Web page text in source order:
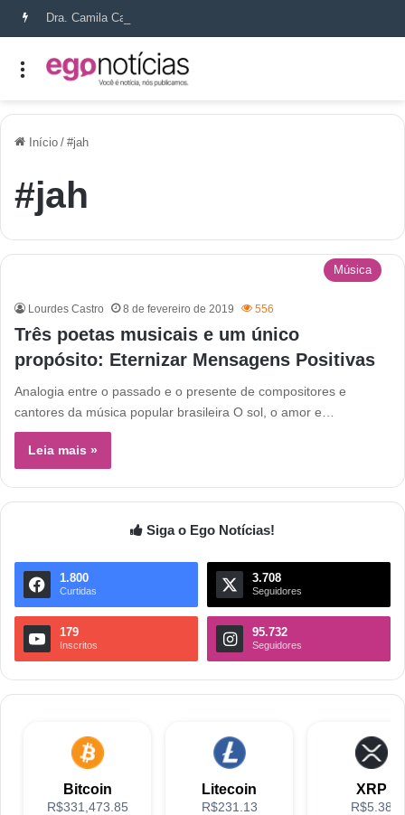
Início / #jah
#jah
Música
Lourdes Castro 8 de fevereiro de 2019 556
Três poetas musicais e um único
propósito: Eternizar Mensagens Positivas
Analogia entre o passado e o presente de compositores e
cantores da música popular brasileira O sol, o amor e…
Leia mais »
Siga o Ego Notícias!
1.800
Curtidas
3.708
Seguidores
179
Inscritos
95.732
Seguidores
Bitcoin
R$331,473.85
Litecoin
R$231.13
XRP
R$5.38